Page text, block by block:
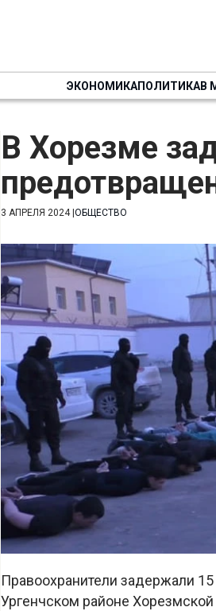
ЭКОНОМИКАПОЛИТИКАВ
В Хорезме
3 АПРЕЛЯ 2024| ОБЩЕСТВО
Правоохранители задержали
Ургенчском районе Хорезмской